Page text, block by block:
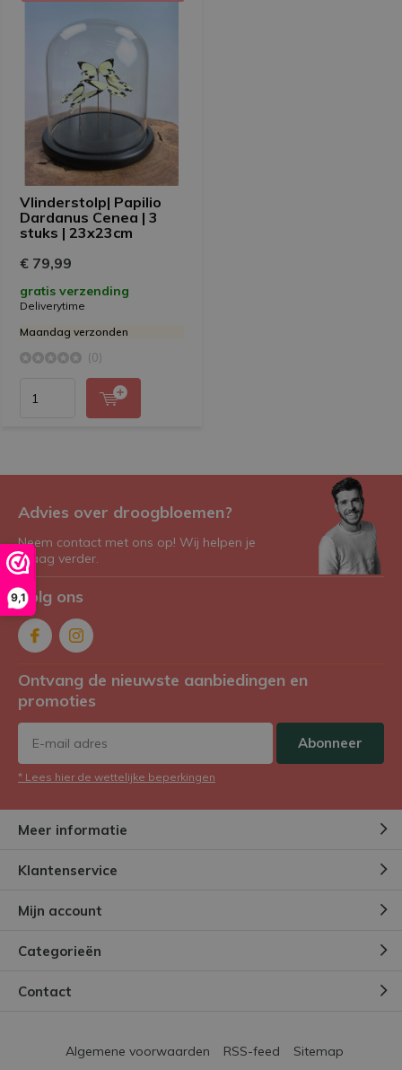
9,1
Vlinderstolp| Papilio
Dardanus Cenea | 3
stuks | 23x23cm
€ 79,99
gratis verzending
Deliverytime
Maandag verzonden
(0)
Advies over droogbloemen?
Neem contact met ons op! Wij helpen je
graag verder.
Volg ons
Ontvang de nieuwste aanbiedingen en
promoties
Abonneer
* Lees hier de wettelijke beperkingen
Meer informatie
Klantenservice
Mijn account
Categorieën
Contact
Algemene voorwaarden RSS-feed Sitemap